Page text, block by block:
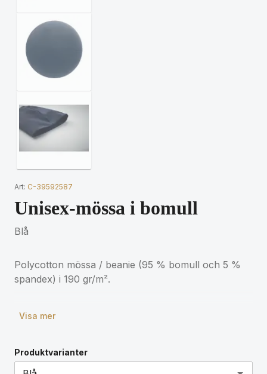
Art: C-39592587
Unisex-mössa i bomull
Blå
Polycotton mössa / beanie (95 % bomull och 5 %
spandex) i 190 gr/m².
Visa mer
Produktvarianter